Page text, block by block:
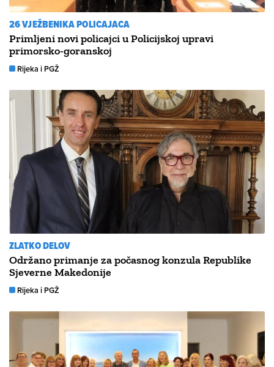
26 VJEŽBENIKA POLICAJACA
Primljeni novi policajci u Policijskoj upravi
primorsko-goranskoj
Rijeka i PGŽ
ZLATKO DELOV
Održano primanje za počasnog konzula Republike
Sjeverne Makedonije
Rijeka i PGŽ